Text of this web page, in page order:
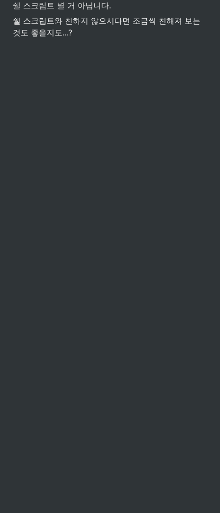
쉘 스크립트 별 거 아닙니다.
쉘 스크립트와 친하지 않으시다면 조금씩 친해져 보는
것도 좋을지도…?